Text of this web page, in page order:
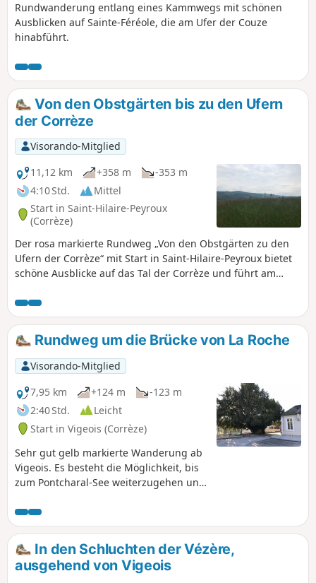
Rundwanderung entlang eines Kammwegs mit schönen
Ausblicken auf Sainte-Féréole, die am Ufer der Couze
hinabführt.
Von den Obstgärten bis zu den Ufern
der Corrèze
Visorando-Mitglied
11,12 km
+358 m
-353 m
4:10 Std.
Mittel
Start in Saint-Hilaire-Peyroux
(Corrèze)
Der rosa markierte Rundweg „Von den Obstgärten zu den
Ufern der Corrèze“ mit Start in Saint-Hilaire-Peyroux bietet
schöne Ausblicke auf das Tal der Corrèze und führt am
Rundweg um die Brücke von La Roche
Visorando-Mitglied
7,95 km
+124 m
-123 m
2:40 Std.
Leicht
Start in Vigeois (Corrèze)
Sehr gut gelb markierte Wanderung ab
Vigeois. Es besteht die Möglichkeit, bis
zum Pontcharal-See weiterzugehen und
In den Schluchten der Vézère,
ausgehend von Vigeois